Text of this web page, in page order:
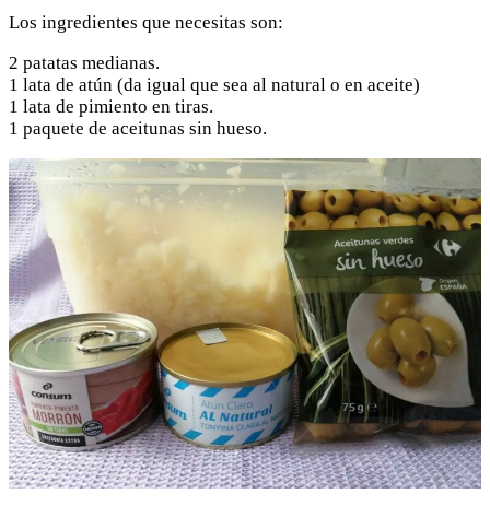
Los ingredientes que necesitas son:
2 patatas medianas.
1 lata de atún (da igual que sea al natural o en aceite)
1 lata de pimiento en tiras.
1 paquete de aceitunas sin hueso.